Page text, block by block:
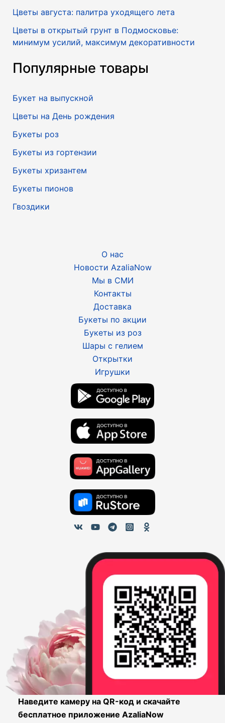
Цветы августа: палитра уходящего лета
Цветы в открытый грунт в Подмосковье:
минимум усилий, максимум декоративности
Популярные товары
Букет на выпускной
Цветы на День рождения
Букеты роз
Букеты из гортензии
Букеты хризантем
Букеты пионов
Гвоздики
О нас
Новости AzaliaNow
Мы в СМИ
Контакты
Доставка
Букеты по акции
Букеты из роз
Шары с гелием
Открытки
Игрушки
Наведите камеру на QR-код и скачайте
бесплатное приложение AzaliaNow